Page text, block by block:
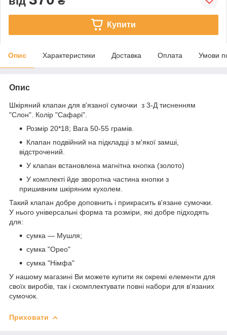
Купити
Опис Характеристики Доставка Оплата Умови
Опис
Шкіряний клапан для в'язаної сумочки з 3-Д тисненням
"Слон". Колір "Сафарі".
Розмір 20*18; Вага 50-55 грамів.
Клапан подвійний на підкладці з м'якої замші,
відстрочений.
У клапан встановлена магнітна кнопка (золото)
У комплекті йде зворотна частина кнопки з
пришивним шкіряним кухолем.
Такий клапан добре доповнить і прикрасить в'язане сумочки.
У нього універсальні форма та розміри, які добре підходять
для:
сумка — Мушля;
сумка "Орео"
сумка "Німфа"
У нашому магазині Ви можете купити як окремі елементи для
своїх виробів, так і скомплектувати повні набори для в'язаних
сумочок.
Приховати